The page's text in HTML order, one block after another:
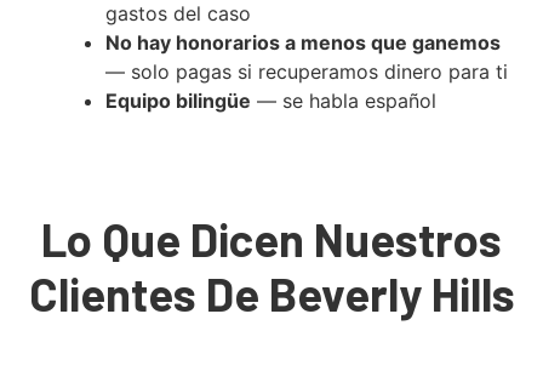
gastos del caso
No hay honorarios a menos que ganemos
— solo pagas si recuperamos dinero para ti
Equipo bilingüe — se habla español
Lo Que Dicen Nuestros
Clientes De Beverly Hills